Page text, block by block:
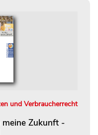
und Verbraucherrecht
meine Zukunft -